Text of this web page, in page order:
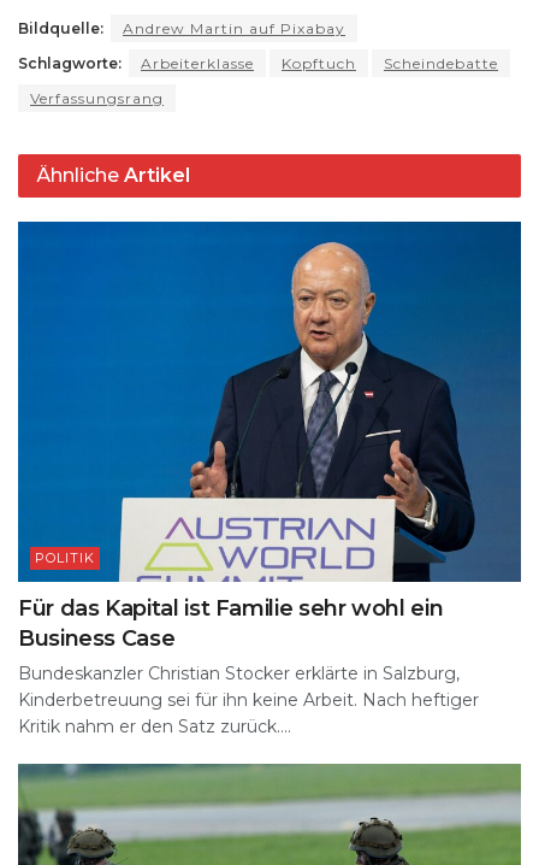
ts
A
p
p
g
ra
m
e
b
o
o
k
s
k
a
d t
Li
k
ar
e
Bildquelle:
Andrew Martin auf Pixabay
Schlagworte:
Arbeiterklasse Kopftuch
Scheindebatte
Verfassungsrang
Ähnliche Artikel
POLITIK
Für das Kapital ist Familie sehr wohl ein
Business Case
Bundeskanzler Christian Stocker erklärte in Salzburg,
Kinderbetreuung sei für ihn keine Arbeit. Nach heftiger
Kritik nahm er den Satz zurück....